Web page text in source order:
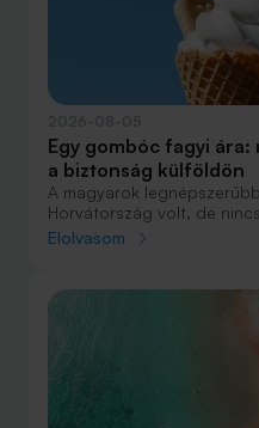
Egy gombóc fagyi
a biztonság külföldön
A magyarok
Horvátország volt, de
júniust megnyerő
nyaralásnak, mint repülővel.
Elolvasom